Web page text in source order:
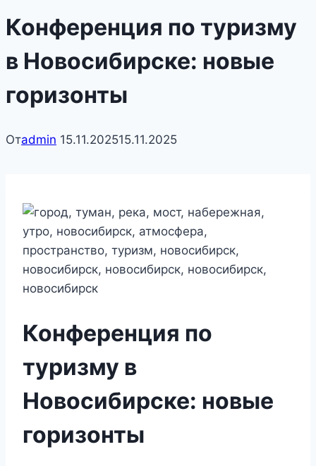
Конференция по туризму
в Новосибирске: новые
горизонты
Отadmin 15.11.202515.11.2025
Конференция по
туризму в
Новосибирске: новые
горизонты